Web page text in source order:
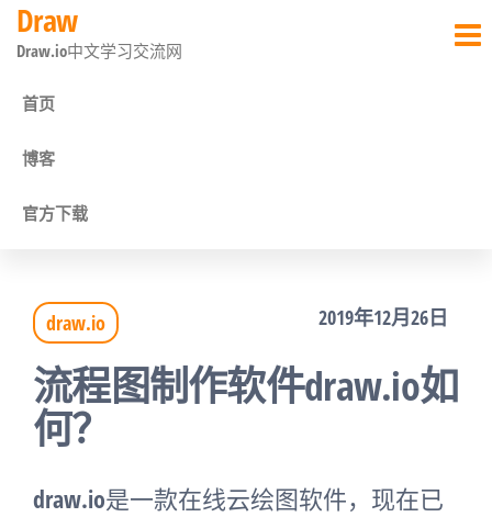
前
往
内
容
Draw
Draw.io中文学习交流网
首页
博客
官方下载
draw.io 2019年12月26日
流程图制作软件draw.io如
何？
draw.io是一款在线云绘图软件，现在已